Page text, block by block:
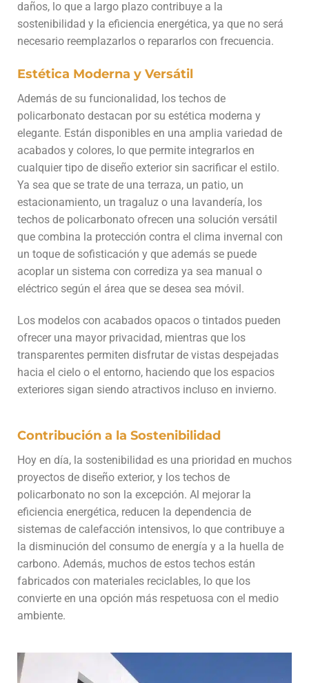
daños, lo que a largo plazo contribuye a la
sostenibilidad y la eficiencia energética, ya que no será
necesario reemplazarlos o repararlos con frecuencia.
Estética Moderna y Versátil
Además de su funcionalidad, los techos de
policarbonato destacan por su estética moderna y
elegante. Están disponibles en una amplia variedad de
acabados y colores, lo que permite integrarlos en
cualquier tipo de diseño exterior sin sacrificar el estilo.
Ya sea que se trate de una terraza, un patio, un
estacionamiento, un tragaluz o una lavandería, los
techos de policarbonato ofrecen una solución versátil
que combina la protección contra el clima invernal con
un toque de sofisticación y que además se puede
acoplar un sistema con corrediza ya sea manual o
eléctrico según el área que se desea sea móvil.
Los modelos con acabados opacos o tintados pueden
ofrecer una mayor privacidad, mientras que los
transparentes permiten disfrutar de vistas despejadas
hacia el cielo o el entorno, haciendo que los espacios
exteriores sigan siendo atractivos incluso en invierno.
Contribución a la Sostenibilidad
Hoy en día, la sostenibilidad es una prioridad en muchos
proyectos de diseño exterior, y los techos de
policarbonato no son la excepción. Al mejorar la
eficiencia energética, reducen la dependencia de
sistemas de calefacción intensivos, lo que contribuye a
la disminución del consumo de energía y a la huella de
carbono. Además, muchos de estos techos están
fabricados con materiales reciclables, lo que los
convierte en una opción más respetuosa con el medio
ambiente.